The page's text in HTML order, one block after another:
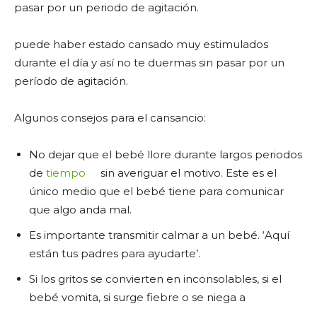
pasar por un periodo de agitación.
puede haber estado cansado muy estimulados
durante el día y así no te duermas sin pasar por un
período de agitación.
Algunos consejos para el cansancio:
No dejar que el bebé llore durante largos periodos
de tiempo
sin averiguar el motivo. Este es el
único medio que el bebé tiene para comunicar
que algo anda mal.
Es importante transmitir calmar a un bebé. ‘Aquí
están tus padres para ayudarte’.
Si los gritos se convierten en inconsolables, si el
bebé vomita, si surge fiebre o se niega a